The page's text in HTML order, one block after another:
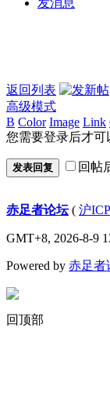
返回列表
高级模式
B Color Image Link
您需要登录后才可
发表回复 回帖
赤足者论坛( 沪
GMT+8, 2026-8-9
Powered by 赤足者
回顶部